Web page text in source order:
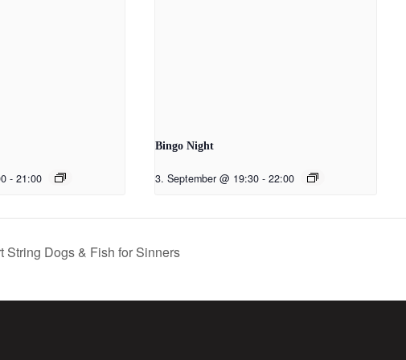
- 21:00
Bingo Night
3. September @ 19:30 - 22:00
String Dogs & Fish for Sinners